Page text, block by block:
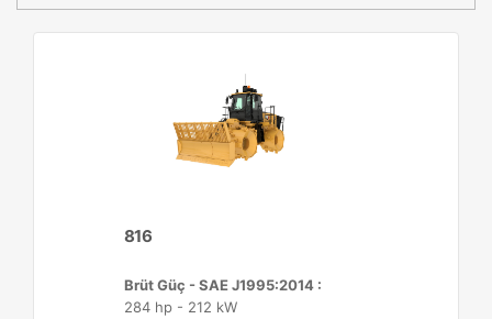
816
Brüt Güç - SAE J1995:2014 :
284 hp - 212 kW